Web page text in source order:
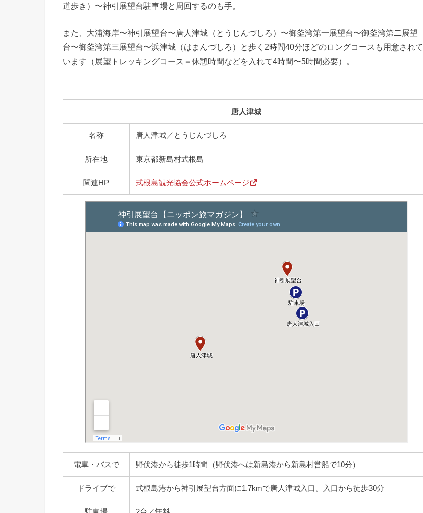
道歩き）〜神引展望台駐車場と周回するのも手。
また、大浦海岸〜神引展望台〜唐人津城（とうじんづしろ）〜御釜湾第一展望台〜御釜湾第二展望
台〜御釜湾第三展望台〜浜津城（はまんづしろ）と歩く2時間40分ほどのロングコースも用意されて
います（展望トレッキングコース＝休憩時間などを入れて4時間〜5時間必要）。
唐人津城
名称 唐人津城／とうじんづしろ
所在地 東京都新島村式根島
関連HP 式根島観光協会公式ホームページ
電車・バスで 野伏港から徒歩1時間（野伏港へは新島港から新島村営船で10分）
ドライブで 式根島港から神引展望台方面に1.7kmで唐人津城入口。入口から徒歩30分